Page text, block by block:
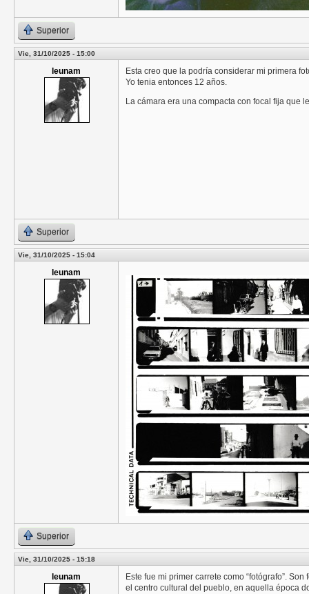
Superior
Vie, 31/10/2025 - 15:00
leunam
Esta creo que la podría considerar mi primera
Yo tenia entonces 12 años.
La cámara era una compacta con focal fija que
Superior
Vie, 31/10/2025 - 15:04
leunam
Superior
Vie, 31/10/2025 - 15:18
leunam
Este fue mi primer carrete como “fotógrafo”.
el centro cultural del pueblo, en aquella época